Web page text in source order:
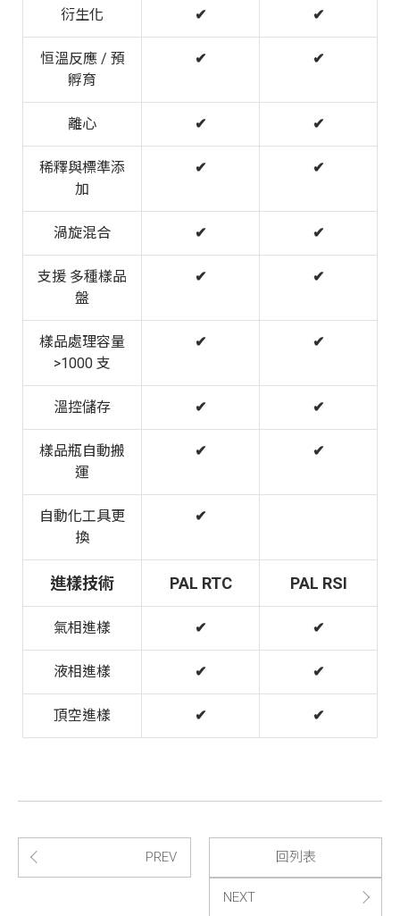
衍生化 ✔ ✔
恒溫反應 / 預
孵育
✔ ✔
離心 ✔ ✔
稀釋與標準添
加
✔ ✔
渦旋混合 ✔ ✔
支援 多種樣品
盤
✔ ✔
樣品處理容量
>1000 支
✔ ✔
溫控儲存 ✔ ✔
樣品瓶自動搬
運
✔ ✔
自動化工具更
換
✔
進樣技術 PAL RTC PAL RSI
氣相進樣 ✔ ✔
液相進樣 ✔ ✔
頂空進樣 ✔ ✔
PREV 回列表
NEXT